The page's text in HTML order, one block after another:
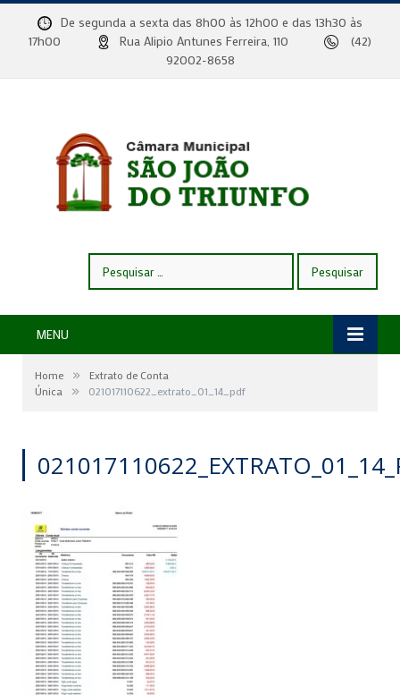
De segunda a sexta das 8h00 às 12h00 e das 13h30 às
17h00
Rua Alipio Antunes Ferreira, 110
(42)
92002-8658
por:
MENU
Home »
Extrato de Conta
Única
» 021017110622_extrato_01_14_pdf